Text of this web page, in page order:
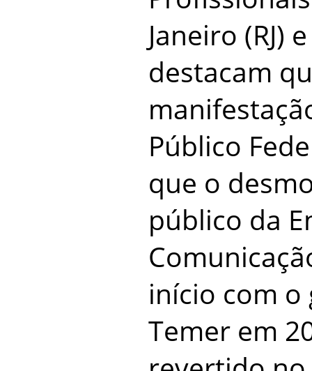
Janeiro (RJ)
destacam
Público
que o
público da
início com o
Temer em